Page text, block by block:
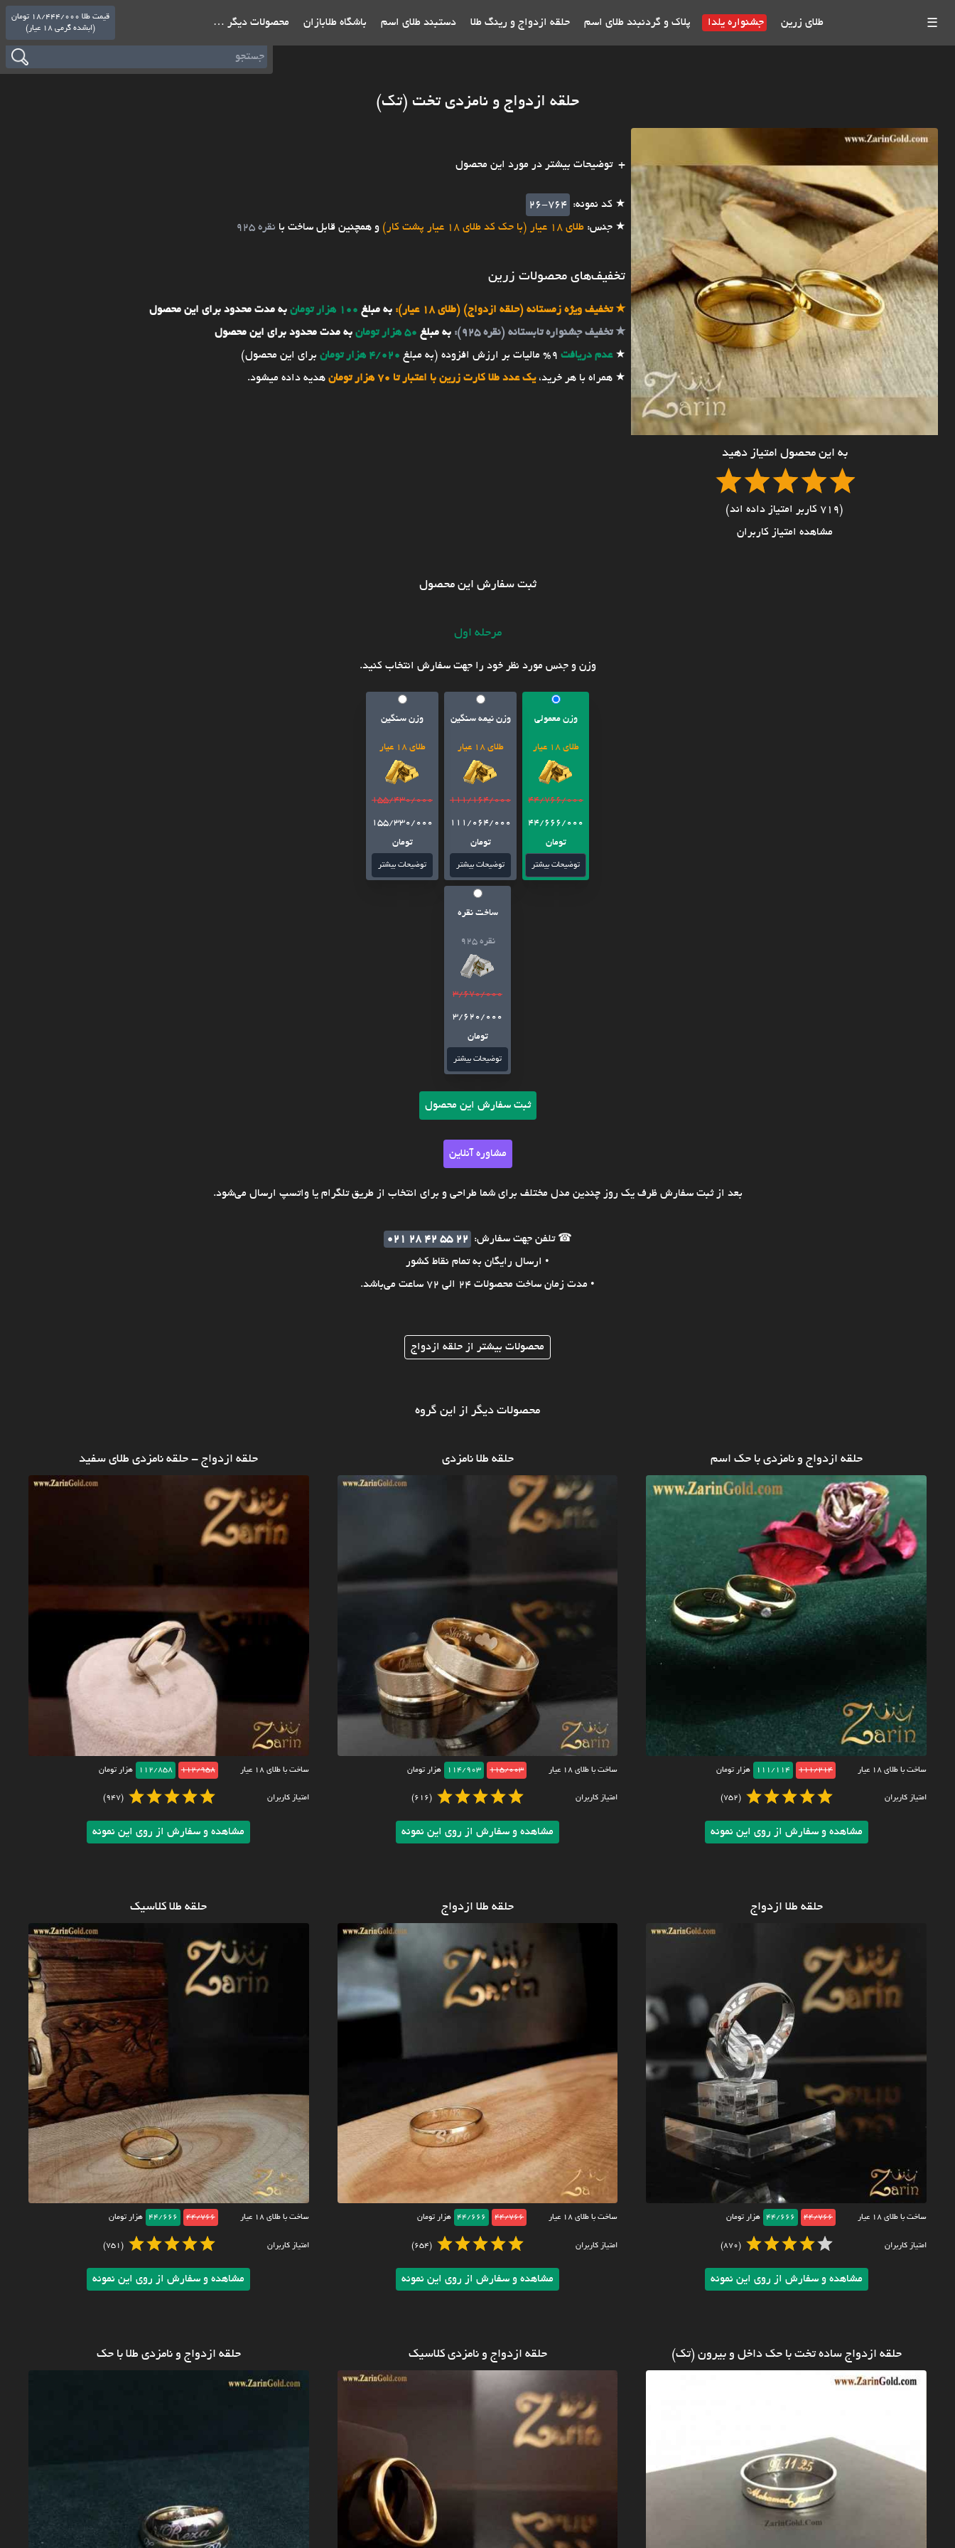
☰ طلای زرین جشنواره یلدا پلاک و گردنبند طلای اسم حلقه ازدواج و رینگ طلا دستبند طلای اسم باشگاه طلابازان محصولات دیگر …
قیمت طلا 18/444/000 تومان
(ابشده گرمی 18 عیار)
حلقه ازدواج و نامزدی تخت (تک)
به این محصول امتیاز دهید
(719 کاربر امتیاز داده اند)
مشاهده امتیاز کاربران
توضیحات بیشتر در مورد این محصول
★ کد نمونه: 26-764
★ جنس: طلای 18 عیار (با حک کد طلای 18 عیار پشت کار) و همچنین قابل ساخت با نقره 925
تخفیف‌های محصولات زرین
★تخفیف ویژه زمستانه (حلقه ازدواج) (طلای 18 عیار): به مبلغ 100 هزار تومان
به مدت محدود برای این محصول
★تخفیف جشنواره تابستانه (نقره 925): به مبلغ 50 هزار تومان
به مدت محدود برای این محصول
★عدم دریافت 9% مالیات بر ارزش افزوده (به مبلغ 4/020 هزار تومان
برای این محصول)
★ همراه با هر خرید،یک عدد طلا کارت زرین با اعتبار تا 70 هزار تومان هدیه داده میشود.
ثبت سفارش این محصول
مرحله اول
وزن و جنس مورد نظر خود را جهت سفارش انتخاب کنید.
وزن معمولی
طلای 18 عیار
44/766/000
44/666/000
تومان
توضیحات بیشتر
وزن نیمه سنگین
طلای 18 عیار
111/164/000
111/064/000
تومان
توضیحات بیشتر
وزن سنگین
طلای 18 عیار
155/430/000
155/330/000
تومان
توضیحات بیشتر
ساخت نقره
نقره 925
3/670/000
3/620/000
تومان
توضیحات بیشتر
ثبت سفارش این محصول
مشاوره آنلاین
بعد از ثبت سفارش ظرف یک روز چندین مدل مختلف برای شما طراحی و برای انتخاب از طریق تلگرام یا واتسپ ارسال می‌شود.
☎ تلفن جهت سفارش:
021 28 42 55 22
• ارسال رایگان به تمام نقاط کشور
• مدت زمان ساخت محصولات 24 الی 72 ساعت می‌باشد.
محصولات بیشتر از حلقه ازدواج
محصولات دیگر از این گروه
حلقه ازدواج و نامزدی با حک اسم
ساخت با طلای ۱۸ عیار 111/214
111/114 هزار تومان
امتیاز کاربران (752)
مشاهده و سفارش از روی این نمونه
حلقه طلا نامزدی
ساخت با طلای ۱۸ عیار 115/003
114/903 هزار تومان
امتیاز کاربران (616)
مشاهده و سفارش از روی این نمونه
حلقه ازدواج - حلقه نامزدی طلای سفید
ساخت با طلای ۱۸ عیار 112/958
112/858 هزار تومان
امتیاز کاربران (947)
مشاهده و سفارش از روی این نمونه
حلقه طلا ازدواج
ساخت با طلای ۱۸ عیار 44/766
44/666 هزار تومان
امتیاز کاربران (870)
مشاهده و سفارش از روی این نمونه
حلقه طلا ازدواج
ساخت با طلای ۱۸ عیار 44/766
44/666 هزار تومان
امتیاز کاربران (654)
مشاهده و سفارش از روی این نمونه
حلقه طلا کلاسیک
ساخت با طلای ۱۸ عیار 44/766
44/666 هزار تومان
امتیاز کاربران (751)
مشاهده و سفارش از روی این نمونه
حلقه ازدواج ساده تخت با حک داخل و بیرون (تک) حلقه ازدواج و نامزدی کلاسیک حلقه ازدواج و نامزدی طلا با حک